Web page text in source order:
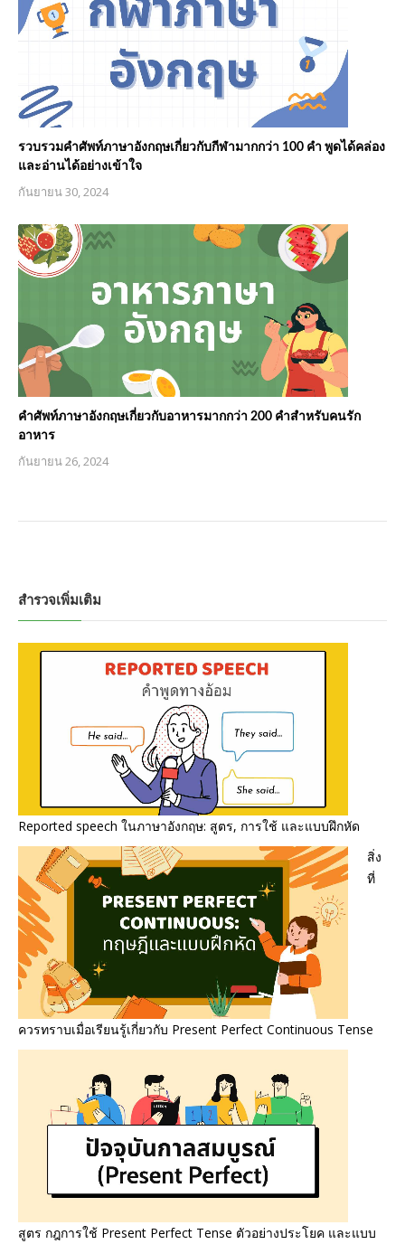
รวบรวมคำศัพท์ภาษาอังกฤษเกี่ยวกับกีฬามากกว่า 100 คำ พูดได้คล่อง
และอ่านได้อย่างเข้าใจ
กันยายน 30, 2024
คำศัพท์ภาษาอังกฤษเกี่ยวกับอาหารมากกว่า 200 คำสำหรับคนรัก
อาหาร
กันยายน 26, 2024
สำรวจเพิ่มเติม
Reported speech ในภาษาอังกฤษ: สูตร, การใช้ และแบบฝึกหัด
สิ่ง
ที่
ควรทราบเมื่อเรียนรู้เกี่ยวกับ Present Perfect Continuous Tense
สูตร กฎการใช้ Present Perfect Tense ตัวอย่างประโยค และแบบ